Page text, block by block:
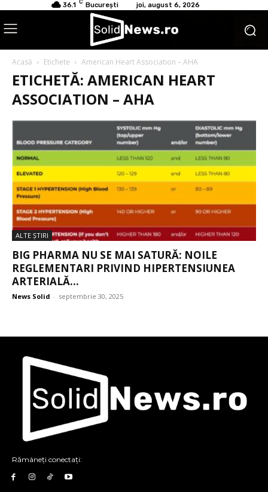
36.1 C București joi, august 6, 2026
Acasă Etichete American Heart Association – AHA
ETICHETĂ: AMERICAN HEART
ASSOCIATION – AHA
ALTE ŞTIRI
BIG PHARMA NU SE MAI SATURĂ: NOILE
REGLEMENTARI PRIVIND HIPERTENSIUNEA
ARTERIALĂ...
News Solid - septembrie 30, 2025
Rămâneți conectați: